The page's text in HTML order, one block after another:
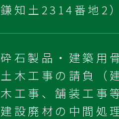
鎌知土2314番地2
砕石製品・建築用
土木工事の請負（
木工事、舗装工事
建設廃材の中間処